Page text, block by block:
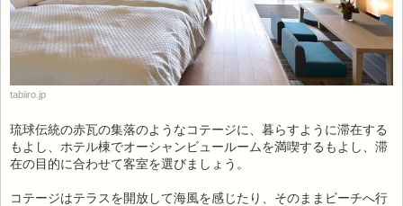
tabiiro.jp
琉球伝統の赤瓦の集落のようなコテージに、暮らすように滞在する
もよし、ホテル棟でオーシャンビュールームを満喫するもよし、滞
在の目的に合わせて客室を選びましょう。
コテージはテラスを開放して海風を感じたり、そのままビーチへ行